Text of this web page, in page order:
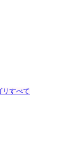
リすべて